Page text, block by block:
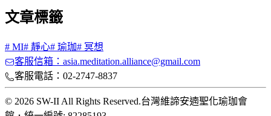
文章標籤
# MI# 靜心# 瑜珈# 冥想
客服信箱：asia.meditation.alliance@gmail.com
客服電話：02-2747-8837
© 2026 SW-II All Rights Reserved.台灣維諦安遖聖化瑜珈會